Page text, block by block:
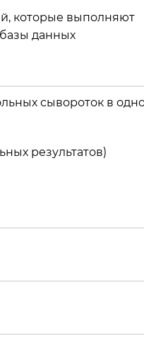
которые выполняют
данных
сывороток в
результатов)